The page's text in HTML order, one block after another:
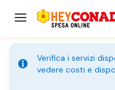
Verifica i servizi
vedere costi e